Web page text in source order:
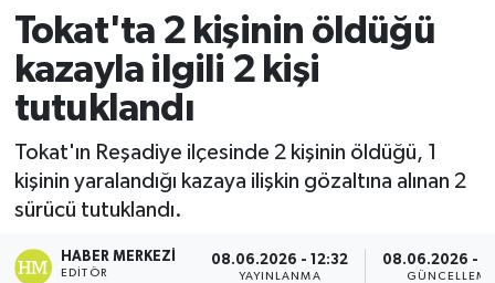
Tokat'ta 2 kişinin öldüğü
kazayla ilgili 2 kişi
tutuklandı
Tokat'ın Reşadiye ilçesinde 2 kişinin öldüğü, 1
kişinin yaralandığı kazaya ilişkin gözaltına alınan 2
sürücü tutuklandı.
HABER MERKEZI
EDITÖR
08.06.2026 - 12:32
YAYINLANMA
08.06.2026 -
GÜNCELLEME
Ekonomi
Genel
Gündem
Magazin
Politika
Namaz Vakitleri
Trafik Durumu
Süper Lig Puan Durumu ve Fikstür
Tüm Manşetler
Son Dakika Haberleri